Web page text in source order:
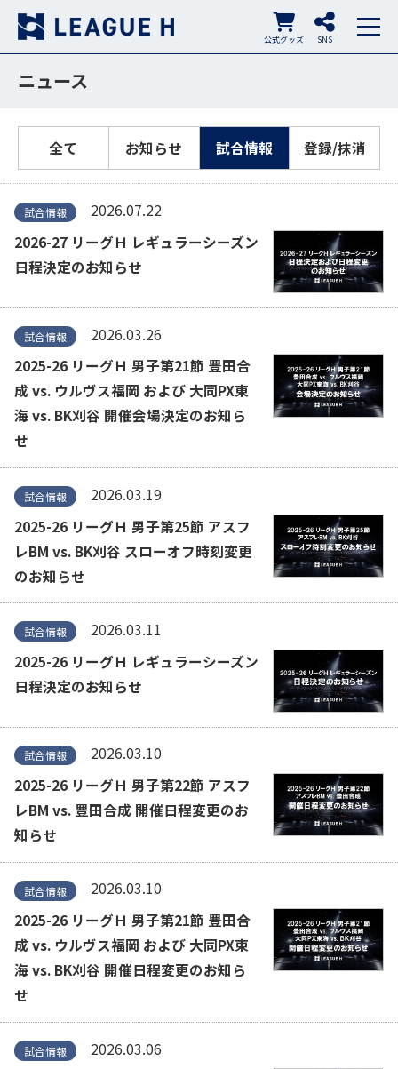
SNS
公式グッズ
ニュース
全て お知らせ 試合情報 登録/抹消
試合情報
2026.07.22
2026-27 リーグＨ レギュラーシーズン
日程決定のお知らせ
試合情報
2026.03.26
2025-26 リーグＨ 男子第21節 豊田合
成 vs. ウルヴス福岡 および 大同PX東
海 vs. BK刈谷 開催会場決定のお知ら
せ
試合情報
2026.03.19
2025-26 リーグＨ 男子第25節 アスフ
レBM vs. BK刈谷 スローオフ時刻変更
のお知らせ
試合情報
2026.03.11
2025-26 リーグＨ レギュラーシーズン
日程決定のお知らせ
試合情報
2026.03.10
2025-26 リーグＨ 男子第22節 アスフ
レBM vs. 豊田合成 開催日程変更のお
知らせ
試合情報
2026.03.10
2025-26 リーグＨ 男子第21節 豊田合
成 vs. ウルヴス福岡 および 大同PX東
海 vs. BK刈谷 開催日程変更のお知ら
せ
試合情報
2026.03.06